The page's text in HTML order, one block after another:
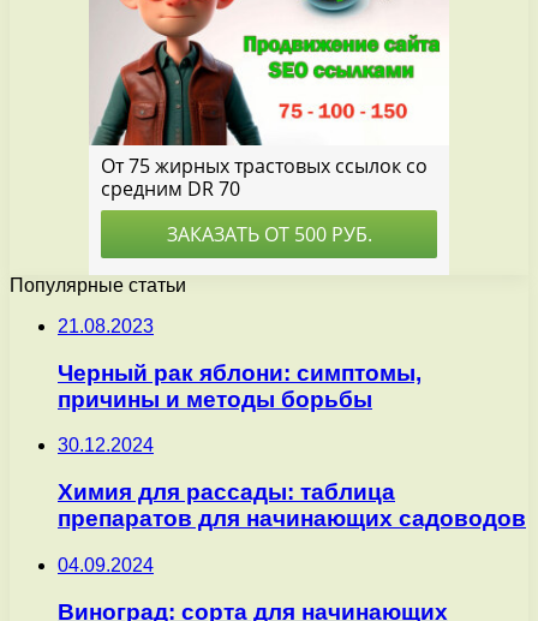
Популярные статьи
21.08.2023
Черный рак яблони: симптомы,
причины и методы борьбы
30.12.2024
Химия для рассады: таблица
препаратов для начинающих садоводов
04.09.2024
Виноград: сорта для начинающих